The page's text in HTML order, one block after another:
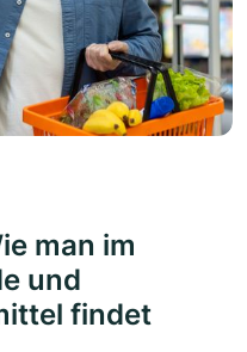
man im
und
findet